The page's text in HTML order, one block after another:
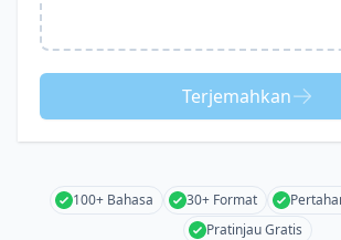
Terjemahkan
100+ Bahasa 30+ Format
Pratinjau Gratis